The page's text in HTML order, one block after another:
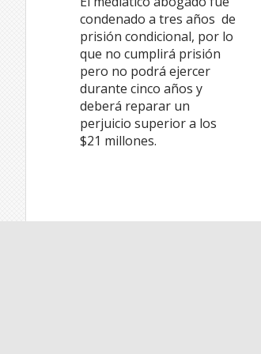
condenado a tres años de
prisión condicional, por lo
que no cumplirá prisión
pero no podrá ejercer
durante cinco años y
deberá reparar un
perjuicio superior a los
$21 millones.